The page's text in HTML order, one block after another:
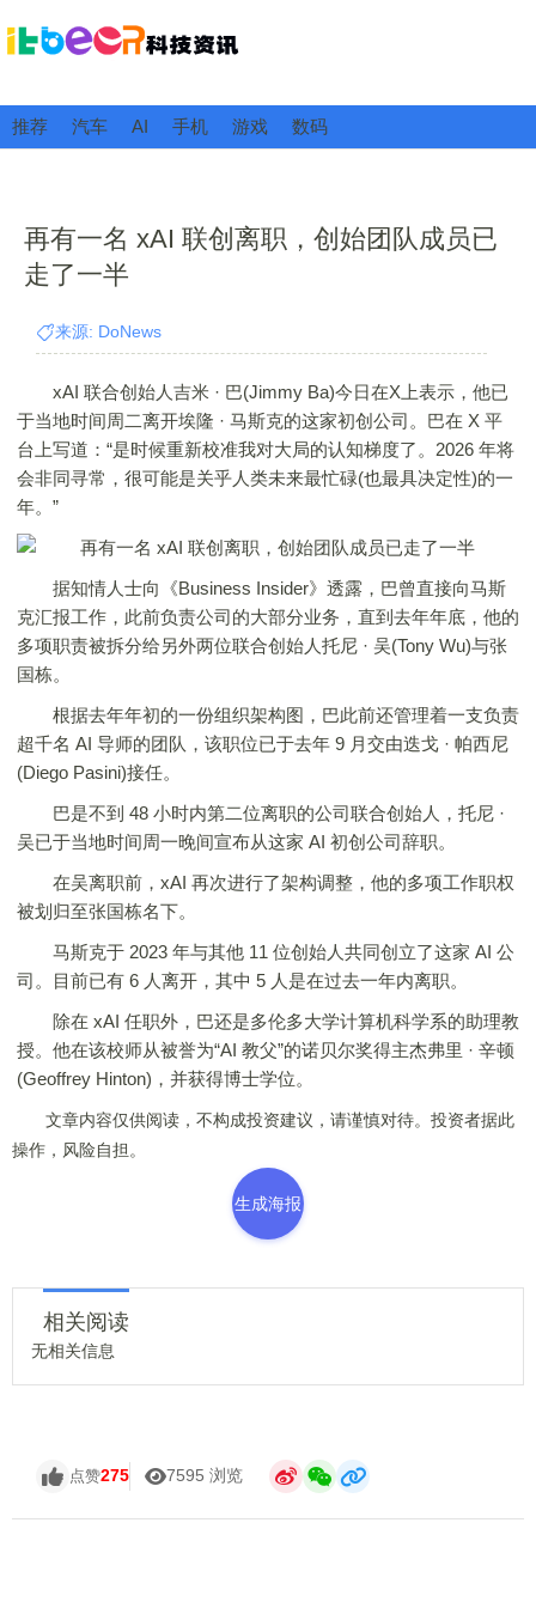
推荐 汽车 AI 手机 游戏 数码
再有一名 xAI 联创离职，创始团队成员已
走了一半
来源: DoNews
xAI 联合创始人吉米 · 巴(Jimmy Ba)今日在X上表示，他已
于当地时间周二离开埃隆 · 马斯克的这家初创公司。巴在 X 平
台上写道：“是时候重新校准我对大局的认知梯度了。2026 年将
会非同寻常，很可能是关乎人类未来最忙碌(也最具决定性)的一
年。”
据知情人士向《Business Insider》透露，巴曾直接向马斯
克汇报工作，此前负责公司的大部分业务，直到去年年底，他的
多项职责被拆分给另外两位联合创始人托尼 · 吴(Tony Wu)与张
国栋。
根据去年年初的一份组织架构图，巴此前还管理着一支负责
超千名 AI 导师的团队，该职位已于去年 9 月交由迭戈 · 帕西尼
(Diego Pasini)接任。
巴是不到 48 小时内第二位离职的公司联合创始人，托尼 ·
吴已于当地时间周一晚间宣布从这家 AI 初创公司辞职。
在吴离职前，xAI 再次进行了架构调整，他的多项工作职权
被划归至张国栋名下。
马斯克于 2023 年与其他 11 位创始人共同创立了这家 AI 公
司。目前已有 6 人离开，其中 5 人是在过去一年内离职。
除在 xAI 任职外，巴还是多伦多大学计算机科学系的助理教
授。他在该校师从被誉为“AI 教父”的诺贝尔奖得主杰弗里 · 辛顿
(Geoffrey Hinton)，并获得博士学位。
文章内容仅供阅读，不构成投资建议，请谨慎对待。投资者据此
操作，风险自担。
生成海报
相关阅读
无相关信息
点赞275 7595 浏览